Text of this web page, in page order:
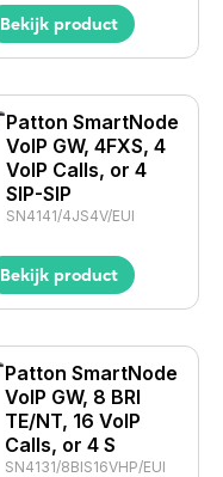
Bekijk product
Patton SmartNode
VoIP GW, 4FXS, 4
VoIP Calls, or 4
SIP-SIP
SN4141/4JS4V/EUI
Bekijk product
Patton SmartNode
VoIP GW, 8 BRI
TE/NT, 16 VoIP
Calls, or 4 S
SN4131/8BIS16VHP/EUI